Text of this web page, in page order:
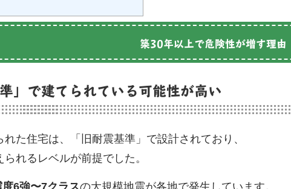
築30年以上で危険性が増す理由
」で建てられている可能性が高い
た住宅は、「旧耐震基準」で設計されており、
られるレベルが前提でした。